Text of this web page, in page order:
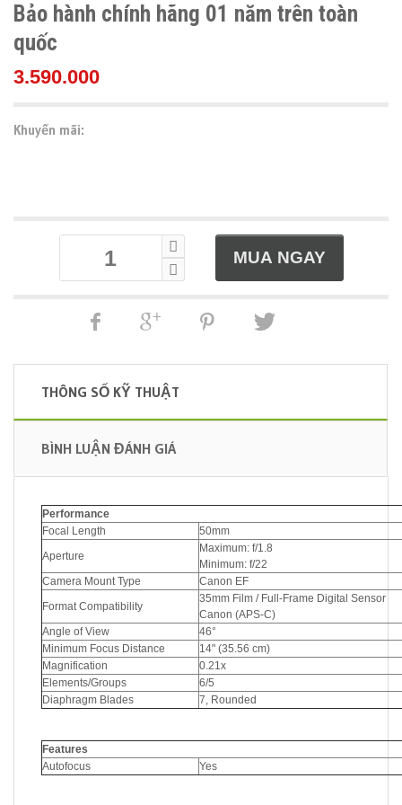
Bảo hành chính hãng 01 năm trên toàn
quốc
3.590.000
Khuyến mãi:
THÔNG SỐ KỸ THUẬT
BÌNH LUẬN ĐÁNH GIÁ
Performance
Focal Length
50mm
Aperture
Maximum: f/1.8
Minimum: f/22
Camera Mount Type
Canon EF
Format Compatibility
35mm Film / Full-Frame Digital Sensor
Canon (APS-C)
Angle of View
46°
Minimum Focus Distance
14" (35.56 cm)
Magnification
0.21x
Elements/Groups
6/5
Diaphragm Blades
7, Rounded
Features
Autofocus
Yes